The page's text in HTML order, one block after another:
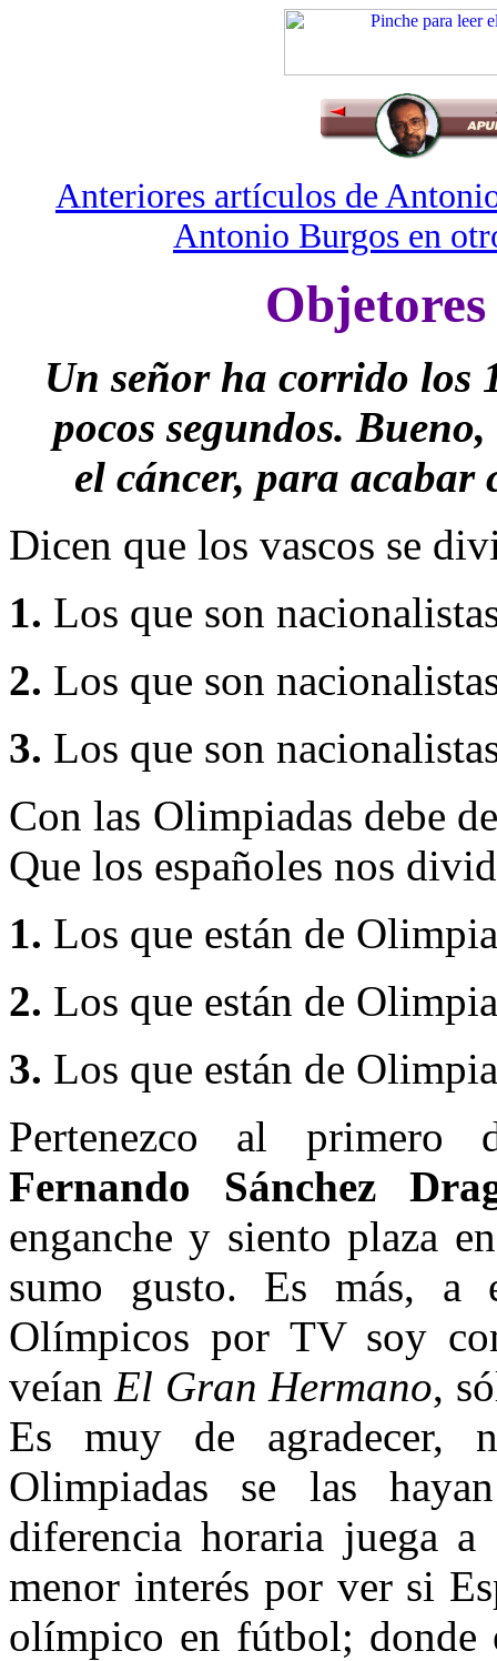
Anteriores artículos de
Antonio Burgos en
Un señor ha corrido los
pocos segundos.
el cáncer, para acabar
Dicen que los vascos se
1. Los que son
2. Los que son
3. Los que son
Con las Olimpiadas debe
Que los españoles nos
1. Los que están de
2. Los que están de
3. Los que están de
Pertenezco al primero
Fernando Sánchez
enganche y siento plaza
sumo gusto. Es más, a
Olímpicos por TV soy
veíanEl Gran Hermano,
Es muy de agradecer,
Olimpiadas se las
diferencia horaria juega
menor interés por ver si
olímpico en fútbol; donde